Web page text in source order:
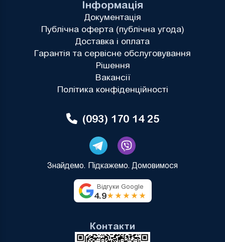
Інформація
Документація
Публічна оферта (публічна угода)
Доставка і оплата
Гарантія та сервісне обслуговування
Рішення
Вакансії
Політика конфіденційності
(093) 170 14 25
Знайдемо. Підкажемо. Домовимося
Відгуки Google
4.9★★★★★
Контакти